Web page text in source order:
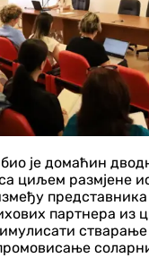
био је домаћин
циљем размјене
партнера из